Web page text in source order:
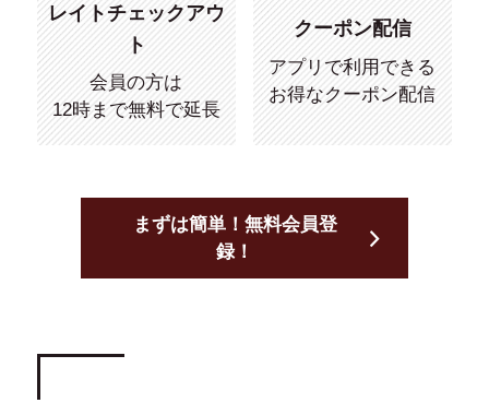
レイトチェックアウ
ト
会員の方は
12時まで無料で延長
クーポン配信
アプリで利用できる
お得なクーポン配信
まずは簡単！無料会員登
録！